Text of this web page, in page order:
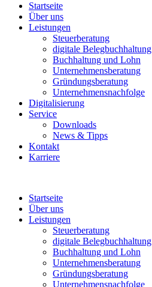
Startseite
Über uns
Leistungen
Steuerberatung
digitale Belegbuchhaltung
Buchhaltung und Lohn
Unternehmensberatung
Gründungsberatung
Unternehmensnachfolge
Digitalisierung
Service
Downloads
News & Tipps
Kontakt
Karriere
Startseite
Über uns
Leistungen
Steuerberatung
digitale Belegbuchhaltung
Buchhaltung und Lohn
Unternehmensberatung
Gründungsberatung
Unternehmensnachfolge